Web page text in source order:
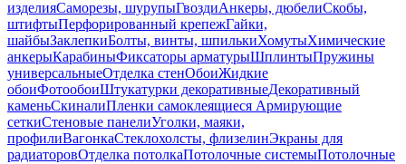
изделияСаморезы, шурупыГвоздиАнкеры, дюбелиСкобы,
штифтыПерфорированный крепежГайки,
шайбыЗаклепкиБолты, винты, шпилькиХомутыХимические
анкерыКарабиныФиксаторы арматурыШплинтыПружины
универсальныеОтделка стенОбоиЖидкие
обоиФотообоиШтукатурки декоративныеДекоративный
каменьСкиналиПленки самоклеящиеся Армирующие
сеткиСтеновые панелиУголки, маяки,
профилиВагонкаСтеклохолсты, флизелинЭкраны для
радиаторовОтделка потолкаПотолочные системыПотолочные